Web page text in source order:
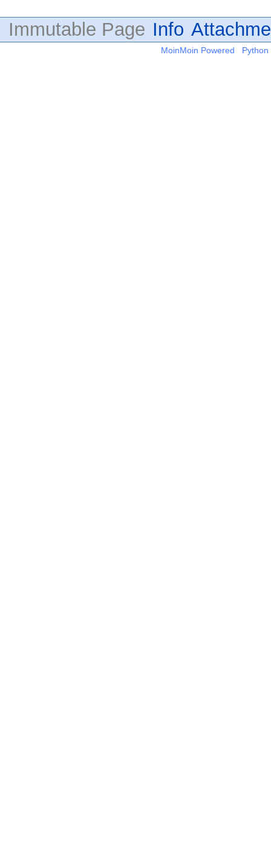
Immutable Page Info
MoinMoin Powered Python